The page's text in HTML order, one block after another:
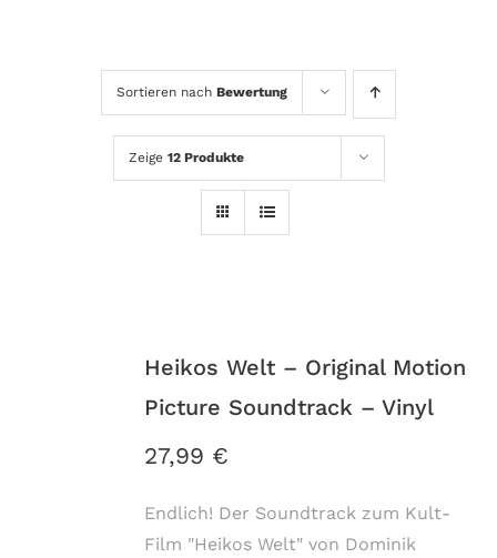
Sortieren nach Bewertung
Zeige 12 Produkte
Heikos Welt – Original Motion
Picture Soundtrack – Vinyl
27,99 €
Endlich! Der Soundtrack zum Kult-
Film "Heikos Welt" von Dominik